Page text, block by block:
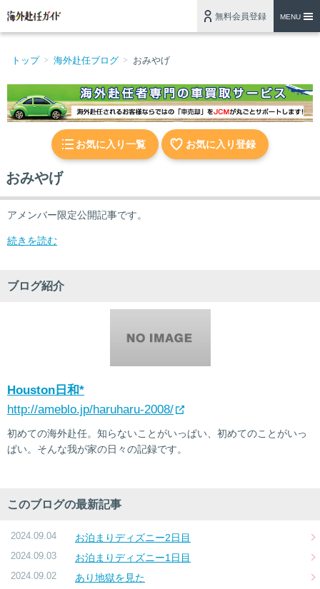
無料会員登録 MENU
トップ 海外赴任ブログ おみやげ
お気に入り一覧 お気に入り登録
おみやげ
アメンバー限定公開記事です。
続きを読む
ブログ紹介
Houston日和*
http://ameblo.jp/haruharu-2008/
初めての海外赴任。知らないことがいっぱい、初めてのことがいっ
ぱい。そんな我が家の日々の記録です。
このブログの最新記事
2024.09.04 お泊まりディズニー2日目
2024.09.03 お泊まりディズニー1日目
2024.09.02 あり地獄を見た